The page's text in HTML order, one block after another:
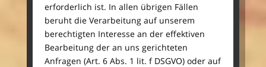
erforderlich ist. In allen übrigen Fällen
beruht die Verarbeitung auf unserem
berechtigten Interesse an der effektiven
Bearbeitung der an uns gerichteten
Anfragen (Art. 6 Abs. 1 lit. f DSGVO) oder auf